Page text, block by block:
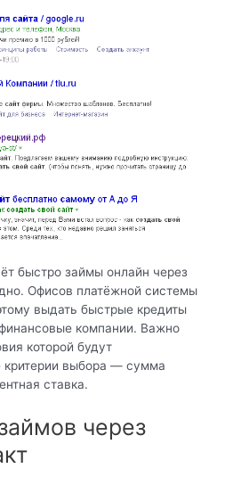
быстро займы онлайн через
Офисов платёжной системы
выдать быстрые кредиты
компании. Важно
которой будут
выбора — сумма
ставка.
через